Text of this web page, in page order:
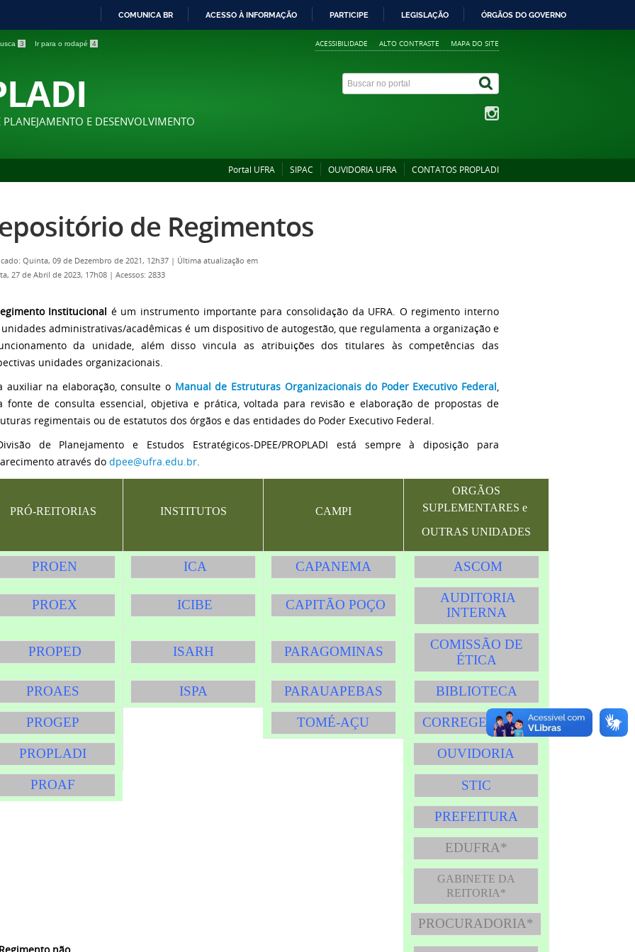
COMUNICA BR ACESSO À INFORMAÇÃO PARTICIPE LEGISLAÇÃO ÓRGÃOS DO GOVERNO
3 Ir para o rodapé 4 ACESSIBILIDADE ALTO CONTRASTE MAPA DO SITE
PLANEJAMENTO E DESENVOLVIMENTO
Portal UFRA SIPAC OUVIDORIA UFRA CONTATOS PROPLADI
de Regimentos
Quinta, 09 de Dezembro de 2021, 12h37 | Última atualização em
27 de Abril de 2023, 17h08 | Acessos: 2833
Institucional é um instrumento importante para consolidação da UFRA. O regimento interno
administrativas/acadêmicas é um dispositivo de autogestão, que regulamenta a organização e
da unidade, além disso vincula as atribuições dos titulares às competências das
unidades organizacionais.
auxiliar na elaboração, consulte o Manual de Estruturas Organizacionais do Poder Executivo Federal
fonte de consulta essencial, objetiva e prática, voltada para revisão e elaboração de propostas de
regimentais ou de estatutos dos órgãos e das entidades do Poder Executivo Federal.
de Planejamento e Estudos Estratégicos-DPEE/PROPLADI está sempre à diposição para
através do dpee@ufra.edu.br
PRÓ-REITORIAS INSTITUTOS CAMPI
ORGÃOS
SUPLEMENTARES e
OUTRAS UNIDADES
PROEN ICA CAPANEMA ASCOM
PROEX ICIBE CAPITÃO POÇO
AUDITORIA
INTERNA
PROPED ISARH PARAGOMINAS
COMISSÃO DE
ÉTICA
PROAES ISPA PARAUAPEBAS BIBLIOTECA
PROGEP TOMÉ-AÇU CORREGEDORIA
PROPLADI OUVIDORIA
PROAF STIC
PREFEITURA
EDUFRA*
GABINETE DA
REITORIA*
PROCURADORIA*
não